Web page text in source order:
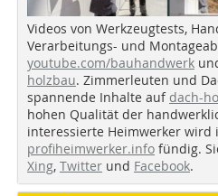
Videos von Werkzeugtests,
Verarbeitungs- und
youtube.com/bauhandwerk
holzbau. Zimmerleuten und
spannende Inhalte auf dach-
hohen Qualität der
interessierte Heimwerker wird
profiheimwerker.info fündig.
Xing, Twitter und Facebook.